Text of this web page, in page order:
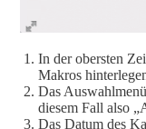
In der obersten
Makros
Das
diesem Fall also
Das Datum des